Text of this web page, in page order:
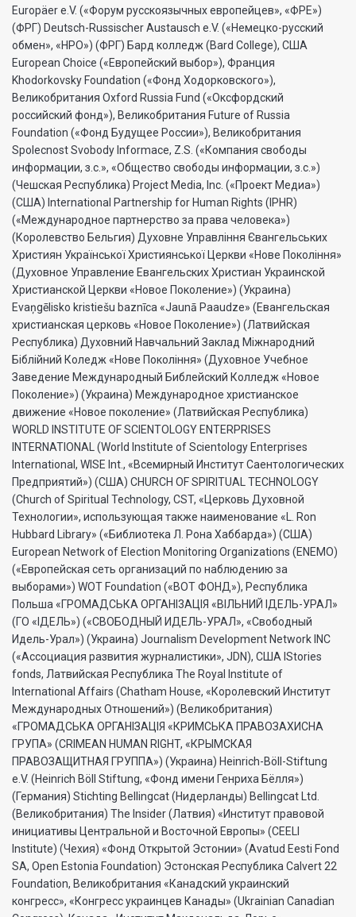
Europäer e.V. («Форум русскоязычных европейцев», «ФРЕ»)
(ФРГ) Deutsch-Russischer Austausch e.V. («Немецко-русский
обмен», «НРО») (ФРГ) Бард колледж (Bard College), США
European Choice («Европейский выбор»), Франция
Khodorkovsky Foundation («Фонд Ходорковского»),
Великобритания Oxford Russia Fund («Оксфордский
российский фонд»), Великобритания Future of Russia
Foundation («Фонд Будущее России»), Великобритания
Spolecnost Svobody Informace, Z.S. («Компания свободы
информации, з.с.», «Общество свободы информации, з.с.»)
(Чешская Республика) Project Media, Inc. («Проект Медиа»)
(США) International Partnership for Human Rights (IPHR)
(«Международное партнерство за права человека»)
(Королевство Бельгия) Духовне Управлiння Євангельських
Християн Української Християнської Церкви «Нове Поколiння»
(Духовное Управление Евангельских Христиан Украинской
Христианской Церкви «Новое Поколение») (Украина)
Evaņgēlisko kristiešu baznīca «Jaunā Paaudze» (Евангельская
христианская церковь «Новое Поколение») (Латвийская
Республика) Духовний Навчальний Заклад Міжнародний
Біблійний Коледж «Нове Покоління» (Духовное Учебное
Заведение Международный Библейский Колледж «Новое
Поколение») (Украина) Международное христианское
движение «Новое поколение» (Латвийская Республика)
WORLD INSTITUTE OF SCIENTOLOGY ENTERPRISES
INTERNATIONAL (World Institute of Scientology Enterprises
International, WISE Int., «Всемирный Институт Саентологических
Предприятий») (США) CHURCH OF SPIRITUAL TECHNOLOGY
(Church of Spiritual Technology, CST, «Церковь Духовной
Технологии», использующая также наименование «L. Ron
Hubbard Library» («Библиотека Л. Рона Хаббарда») (США)
European Network of Election Monitoring Organizations (ENEMO)
(«Европейская сеть организаций по наблюдению за
выборами») WOT Foundation («ВОТ ФОНД»), Республика
Польша «ГРОМАДСЬКА ОРГАНI3АЦIЯ «ВIЛЬНИЙ IДЕЛЬ-УРАЛ»
(ГО «IДЕЛЬ») («СВОБОДНЫЙ ИДЕЛЬ-УРАЛ», «Свободный
Идель-Урал») (Украина) Journalism Development Network INC
(«Ассоциация развития журналистики», JDN), США IStories
fonds, Латвийская Республика The Royal Institute of
International Affairs (Chatham House, «Королевский Институт
Международных Отношений») (Великобритания)
«ГРОМАДСЬКА ОРГАНIЗАЦIЯ «КРИМСЬКА ПРАВОЗАХИСНА
ГРУПА» (CRIMEAN HUMAN RIGHT, «КРЫМСКАЯ
ПРАВОЗАЩИТНАЯ ГРУППА») (Украина) Heinrich-Böll-Stiftung
e.V. (Heinrich Böll Stiftung, «Фонд имени Генриха Бёлля»)
(Германия) Stichting Bellingcat (Нидерланды) Bellingcat Ltd.
(Великобритания) The Insider (Латвия) «Институт правовой
инициативы Центральной и Восточной Европы» (CEELI
Institute) (Чехия) «Фонд Открытой Эстонии» (Avatud Eesti Fond
SA, Open Estonia Foundation) Эстонская Республика Calvert 22
Foundation, Великобритания «Канадский украинский
конгресс», «Конгресс украинцев Канады» (Ukrainian Canadian